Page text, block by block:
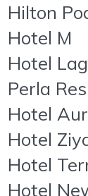
Hilton
Hotel M
Hotel
Perla
Hotel
Hotel
Hotel
Hotel